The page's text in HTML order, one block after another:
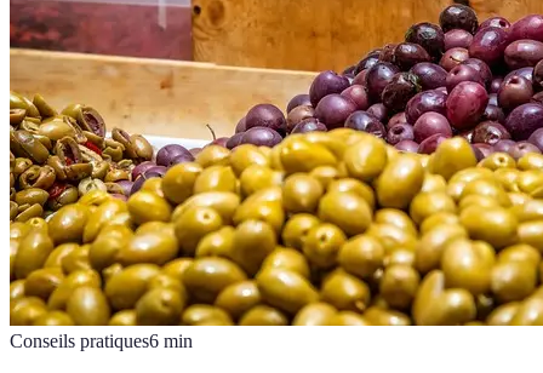
Conseils pratiques6 min